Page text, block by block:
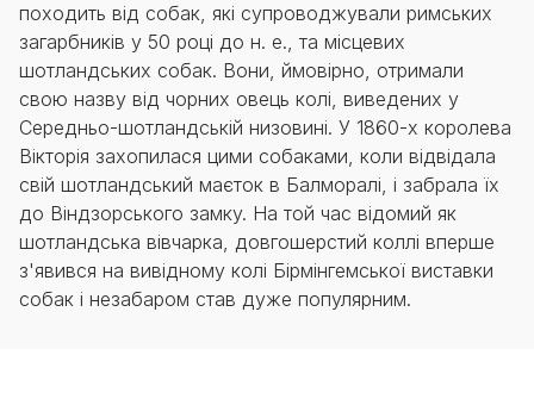
походить від собак, які супроводжували римських
загарбників у 50 році до н. е., та місцевих
шотландських собак. Вони, ймовірно, отримали
свою назву від чорних овець колі, виведених у
Середньо-шотландській низовині. У 1860-х королева
Вікторія захопилася цими собаками, коли відвідала
свій шотландський маєток в Балморалі, і забрала їх
до Віндзорського замку. На той час відомий як
шотландська вівчарка, довгошерстий коллі вперше
з'явився на вивідному колі Бірмінгемської виставки
собак і незабаром став дуже популярним.